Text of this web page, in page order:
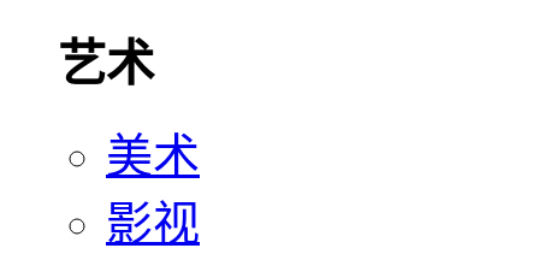
艺术
美术
影视